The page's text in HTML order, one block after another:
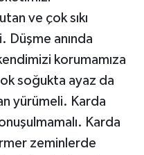
ve çok sıkı
Düşme anında
korumamıza
soğukta ayaz da
yürümeli. Karda
Karda
zeminlerde